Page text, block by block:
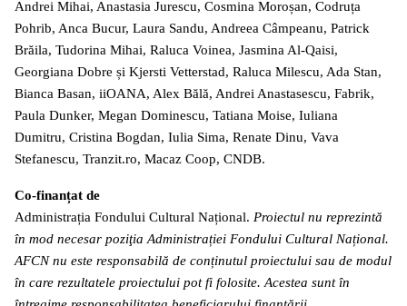
Andrei Mihai, Anastasia Jurescu, Cosmina Moroșan, Codruța
Pohrib, Anca Bucur, Laura Sandu, Andreea Câmpeanu, Patrick
Brăila, Tudorina Mihai, Raluca Voinea, Jasmina Al-Qaisi,
Georgiana Dobre și Kjersti Vetterstad, Raluca Milescu, Ada Stan,
Bianca Basan, iiOANA, Alex Bălă, Andrei Anastasescu, Fabrik,
Paula Dunker, Megan Dominescu, Tatiana Moise, Iuliana
Dumitru, Cristina Bogdan, Iulia Sima, Renate Dinu, Vava
Stefanescu, Tranzit.ro, Macaz Coop, CNDB.
Co-finanțat de
Administrația Fondului Cultural Național. Proiectul nu reprezintă
în mod necesar poziţia Administrației Fondului Cultural Național.
AFCN nu este responsabilă de conținutul proiectului sau de modul
în care rezultatele proiectului pot fi folosite. Acestea sunt în